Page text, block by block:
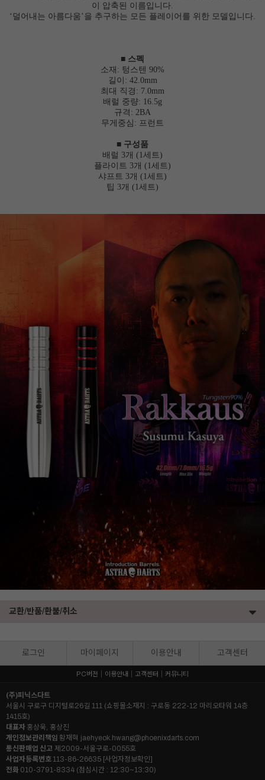
이 압축된 이름입니다.
‘덜어내는 아름다움’을 추구하는 모든 플레이어를 위한 모델입니다.
■ 스펙
소재: 텅스텐 90%
길이: 42.0mm
최대 직경: 7.0mm
배럴 중량: 16.5g
규격: 2BA
무게중심: 프런트
■ 구성품
배럴 3개 (1세트)
플라이트 3개 (1세트)
샤프트 3개 (1세트)
팁 3개 (1세트)
교환/반품/환불/취소
로그인 마이페이지 이용안내 고객센터
PC버전 이용안내 고객센터 커뮤니티
(주)피닉스다트
서울시 구로구 디지털로26길 111 (쇼핑몰소재지 : 구로동 222-12 마리오타워 14층
1415호)
대표자 홍상욱, 홍상진
개인정보관리책임 황재혁 jaehyeok.hwang@phoenixdarts.com
통신판매업 신고 제2009-서울구로-0055호
사업자등록번호 113-86-26635 [사업자정보확인]
전화 010-3791-8334 (점심시간 : 12:30~13:30)